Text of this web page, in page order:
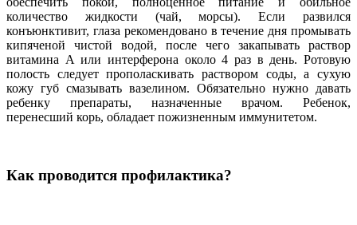
количество жидкости (чай, морсы). Если развился
конъюнктивит, глаза рекомендовано в течение дня промывать
кипяченой чистой водой, после чего закапывать раствор
витамина А или интерферона около 4 раз в день. Ротовую
полость следует прополаскивать раствором соды, а сухую
кожу губ смазывать вазелином. Обязательно нужно давать
ребенку препараты, назначенные врачом. Ребенок,
перенесший корь, обладает пожизненным иммунитетом.
Как проводится профилактика?